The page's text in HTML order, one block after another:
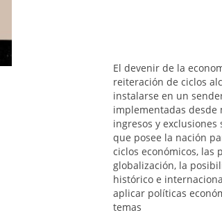
El devenir de la
reiteración de ciclos
instalarse en un
implementadas desde
ingresos y
que posee la nación
ciclos económicos, las
globalización, la
histórico e
aplicar políticas
temas